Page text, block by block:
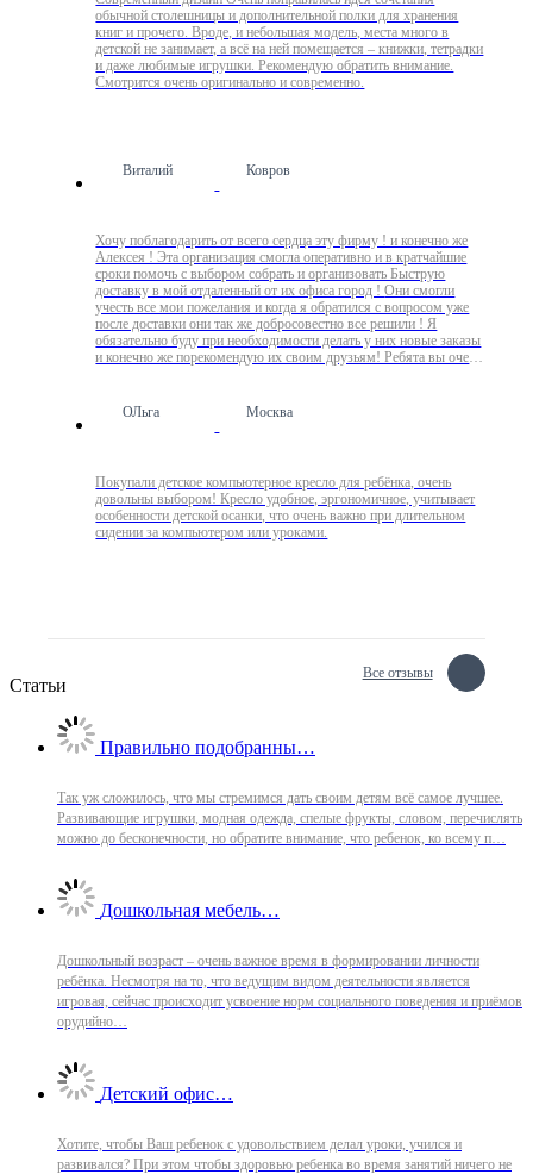
обычной столешницы и дополнительной полки для хранения
книг и прочего. Вроде, и небольшая модель, места много в
детской не занимает, а всё на ней помещается – книжки, тетрадки
и даже любимые игрушки. Рекомендую обратить внимание.
Смотрится очень оригинально и современно.
Виталий Ковров
Хочу поблагодарить от всего сердца эту фирму ! и конечно же
Алексея ! Эта организация смогла оперативно и в кратчайшие
сроки помочь с выбором собрать и организовать Быструю
доставку в мой отдаленный от их офиса город ! Они смогли
учесть все мои пожелания и когда я обратился с вопросом уже
после доставки они так же добросовестно все решили ! Я
обязательно буду при необходимости делать у них новые заказы
и конечно же порекомендую их своим друзьям! Ребята вы очень
ОЛьга Москва
Покупали детское компьютерное кресло для ребёнка, очень
довольны выбором! Кресло удобное, эргономичное, учитывает
особенности детской осанки, что очень важно при длительном
сидении за компьютером или уроками.
Все отзывы
Статьи
Правильно подобранны…
Так уж сложилось, что мы стремимся дать своим детям всё самое лучшее.
Развивающие игрушки, модная одежда, спелые фрукты, словом, перечислять
можно до бесконечности, но обратите внимание, что ребенок, ко всему п…
Дошкольная мебель…
Дошкольный возраст – очень важное время в формировании личности
ребёнка. Несмотря на то, что ведущим видом деятельности является
игровая, сейчас происходит усвоение норм социального поведения и приёмов
орудийно…
Детский офис…
Хотите, чтобы Ваш ребенок с удовольствием делал уроки, учился и
развивался? При этом чтобы здоровью ребенка во время занятий ничего не